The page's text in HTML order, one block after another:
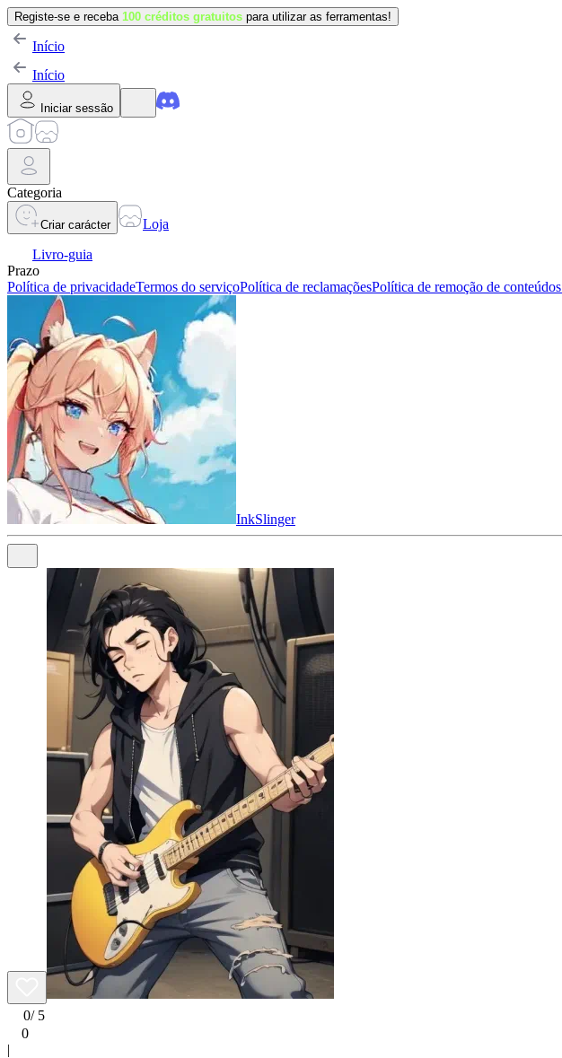
Registe-se e receba 100 créditos gratuitos para utilizar as ferramentas!
Início
Início
Iniciar sessão
Categoria
Criar carácter
Loja
Livro-guia
Prazo
Política de privacidadeTermos do serviçoPolítica de reclamaçõesPolítica de remoção de conteúdos
InkSlinger
0/ 5
0
|